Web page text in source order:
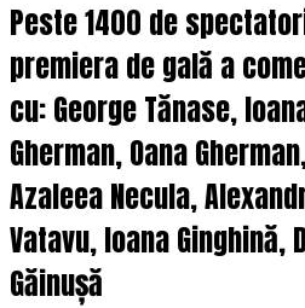
Peste 1400 de
premiera de gală a
cu: George Tănase,
Gherman, Oana
Azaleea Necula,
Vatavu, Ioana Ginghină,
Găinușă